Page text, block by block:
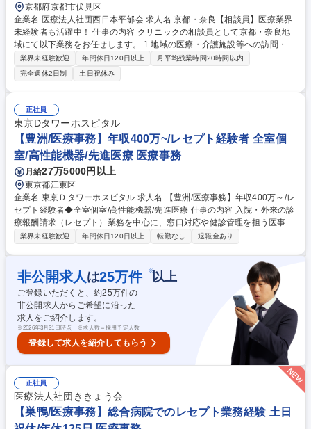
京都府京都市伏見区
企業名 医療法人社団西日本平郁会 求人名 京都・奈良【相談員】医療業界
未経験者も活躍中！ 仕事の内容 クリニックの相談員として京都・奈良地
域にて以下業務をお任せします。 1.地域の医療・介護施設等への訪問・ご
挨拶：施設等へ訪問しチラシのお渡しやご挨拶 ※「まずは顔を覚えてもら
うこと」が目的なので短時間のシンプルな訪問が中心です。(目安：月間1
00件程度、1件あたり10分程度) 2.訪問診療に関する相談・打ち合わせ：
興味を持っていただいたお客様へ、具体的なサービス提案やヒアリングを
行います。併せて既存患者さんの相談対応等も対応いただきます。(目
安：月間10～20件程度、1件あたり30分程度) 3.多職種連携：医師、看護
師、その他職種との情報共有・連携 募集職種 京都・奈良【相談員】医療
業界未経験者も活躍中！
業界未経験歓迎 年間休日120日以上
月平均残業時間20時間以内
完全週休2日制
土日祝休み
正社員
東京Dタワーホスピタル
【豊洲/医療事務】年収400万~/レセプト経験者 全室個
室/高性能機器/先進医療 医療事務
月給27万5000円以上
東京都江東区
企業名 東京Ｄタワーホスピタル 求人名 【豊洲/医療事務】年収400万～/レ
セプト経験者◆全室個室/高性能機器/先進医療 仕事の内容 入院・外来の診
療報酬請求（レセプト）業務を中心に、窓口対応や健診管理を担う医事課
のコアメンバーを募集。高度な専門医療を事務の側面から支え、スムーズ
酬請求、点検、返戻対応） ・診療費計算・請求処理 ・診療報酬に関する
分析・改善提案 ・健診管理業務（予約・結果報告） ・各種法令手続き・
行政報告・地域医療機関との連携業務 ・外来・入退院受付対応、電子カル
テ入力 募集職種 【豊洲/医療事務】年収400万～/レセプト経験者◆全室個
室/高性能機器/先進医療
業界未経験歓迎 年間休日120日以上 転勤なし 退職金あり
非公開求人 は25万件 ※以上
ご登録いただくと、約25万件の
非公開求人からご希望に沿った
求人をご紹介します。
※2026年3月31日時点 ※求人数＝採用予定人数
登録して求人を紹介してもらう
正社員
医療法人社団ききょう会
【巣鴨/医療事務】総合病院でのレセプト業務経験 土日